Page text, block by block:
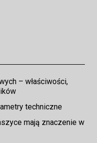
– właściwości,
techniczne
mają znaczenie w